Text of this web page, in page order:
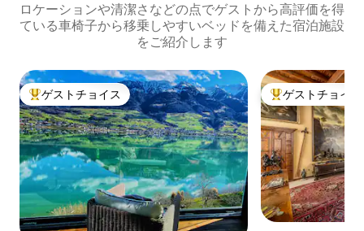
ロケーションや清潔さなどの点でゲストから高評価を得
ている車椅子から移乗しやすいベッドを備えた宿泊施設
をご紹介します
大好評のゲストチョイスです。
ゲストチョイス 大好評のゲスト
ゲストチョイス